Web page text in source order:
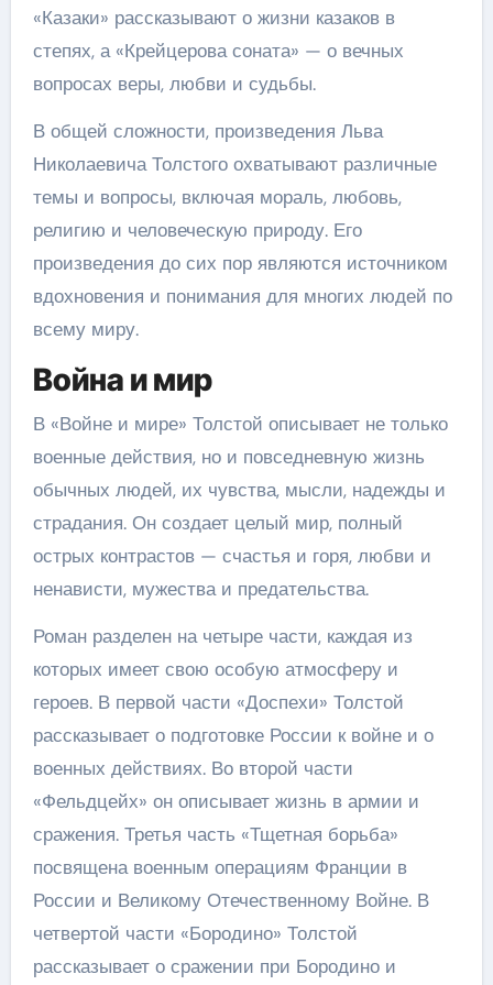
«Казаки» рассказывают о жизни казаков в
степях, а «Крейцерова соната» — о вечных
вопросах веры, любви и судьбы.
В общей сложности, произведения Льва
Николаевича Толстого охватывают различные
темы и вопросы, включая мораль, любовь,
религию и человеческую природу. Его
произведения до сих пор являются источником
вдохновения и понимания для многих людей по
всему миру.
Война и мир
В «Войне и мире» Толстой описывает не только
военные действия, но и повседневную жизнь
обычных людей, их чувства, мысли, надежды и
страдания. Он создает целый мир, полный
острых контрастов — счастья и горя, любви и
ненависти, мужества и предательства.
Роман разделен на четыре части, каждая из
которых имеет свою особую атмосферу и
героев. В первой части «Доспехи» Толстой
рассказывает о подготовке России к войне и о
военных действиях. Во второй части
«Фельдцейх» он описывает жизнь в армии и
сражения. Третья часть «Тщетная борьба»
посвящена военным операциям Франции в
России и Великому Отечественному Войне. В
четвертой части «Бородино» Толстой
рассказывает о сражении при Бородино и